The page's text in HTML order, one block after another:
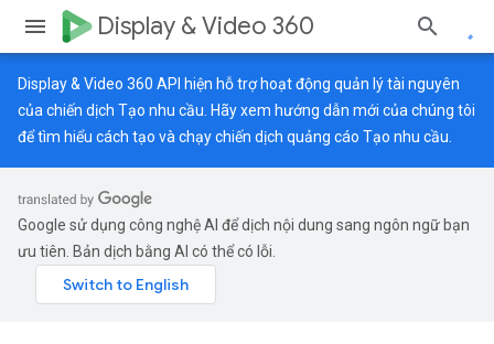
Display & Video 360
Display & Video 360 API hiện hỗ trợ hoạt động quản lý tài nguyên
của chiến dịch Tạo nhu cầu. Hãy xem hướng dẫn mới của chúng tôi
để tìm hiểu cách tạo và chạy chiến dịch quảng cáo Tạo nhu cầu.
Google sử dụng công nghệ AI để dịch nội dung sang ngôn ngữ bạn
ưu tiên. Bản dịch bằng AI có thể có lỗi.